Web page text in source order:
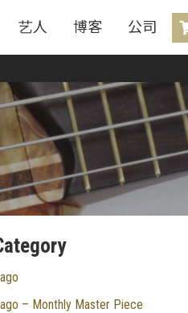
艺人 博客 公司
– Monthly Master Piece